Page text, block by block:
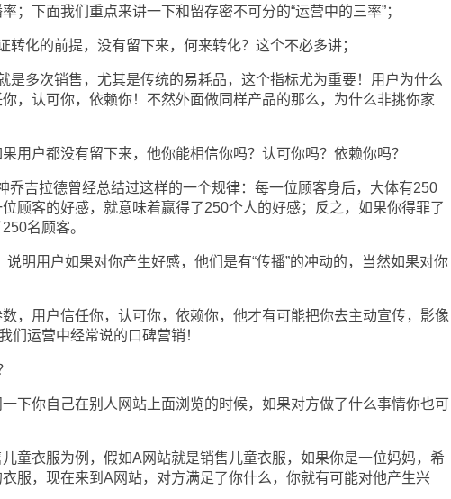
；下面我们重点来讲一下和留存密不可分的“运营中的三率”；
化的前提，没有留下来，何来转化？这个不必多讲；
多次销售，尤其是传统的易耗品，这个指标尤为重要！用户为什么
，认可你，依赖你！不然外面做同样产品的那么，为什么非挑你家
户都没有留下来，他你能相信你吗？认可你吗？依赖你吗？
吉拉德曾经总结过这样的一个规律：每一位顾客身后，大体有250
顾客的好感，就意味着赢得了250个人的好感；反之，如果你得罪了
名顾客。
明用户如果对你产生好感，他们是有“传播”的冲动的，当然如果对你
用户信任你，认可你，依赖你，他才有可能把你去主动宣传，影像
们运营中经常说的口碑营销！
你自己在别人网站上面浏览的时候，如果对方做了什么事情你也可
衣服为例，假如A网站就是销售儿童衣服，如果你是一位妈妈，希
服，现在来到A网站，对方满足了你什么，你就有可能对他产生兴